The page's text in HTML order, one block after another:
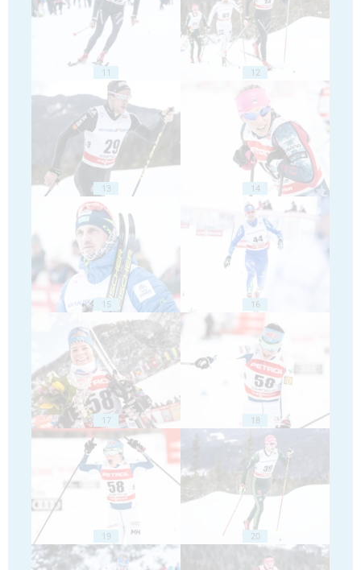
11 12
13 14
15 16
17 18
19 20